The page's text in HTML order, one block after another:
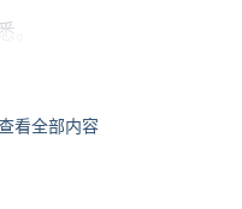
。
》里面，它这个雨滴在
受是什么？你能闻到这
看全部内容